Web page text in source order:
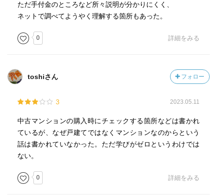
ただ手付金のところなど所々説明が分かりにくく、
ネットで調べてようやく理解する箇所もあった。
0 詳細をみる
toshiさん フォロー
3 2023.05.11
中古マンションの購入時にチェックする箇所などは書かれ
ているが、なぜ戸建てではなくマンションなのからという
話は書かれていなかった。ただ学びがゼロというわけでは
ない。
0 詳細をみる